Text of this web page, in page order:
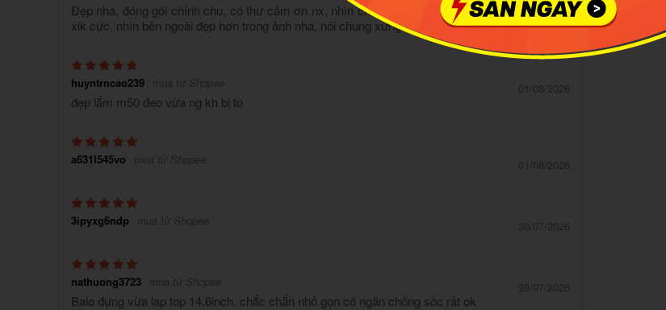
Đẹp nha, đóng gói chỉnh chu, có thư cảm ơn nx, nhìn chuyên nghiệp lắm như đi store mua ấy,
xik cực, nhìn bên ngoài đẹp hơn trong ảnh nha, nói chung xứng đáng 💗💗💗💗
huyntrncao239 mua từ Shopee 01/08/2026
đẹp lắm m50 đeo vừa ng kh bị to
a631l545vo mua từ Shopee 01/08/2026
3ipyxg6ndp mua từ Shopee 30/07/2026
nathuong3723 mua từ Shopee 28/07/2026
Balo đựng vừa lap top 14.6inch. chắc chắn nhỏ gọn có ngăn chống sốc rất ok